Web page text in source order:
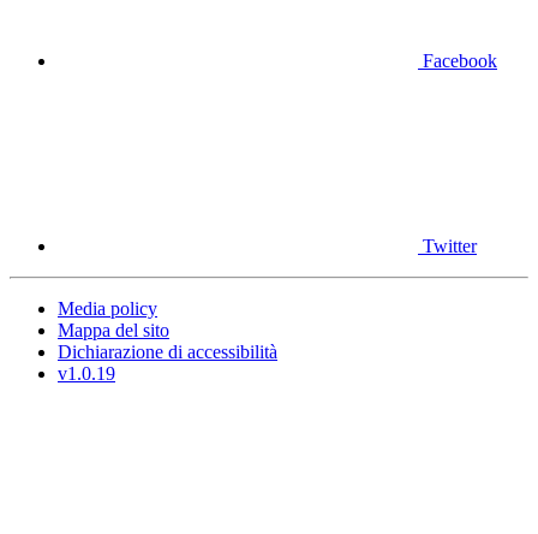
Facebook
Twitter
Media policy
Mappa del sito
Dichiarazione di accessibilità
v1.0.19